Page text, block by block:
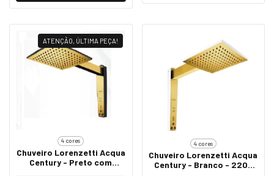
ATENÇÃO, ÚLTIMA PEÇA!
4 cores
Chuveiro Lorenzetti Acqua
Century - Preto com
4 cores
Chuveiro Lorenzetti Acqua
Century - Branco - 220v